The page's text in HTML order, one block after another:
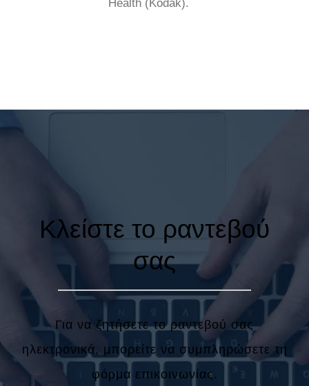
Health (Kodak).
Κλείστε το ραντεβού
σας
Για να ζητήσετε το ραντεβού σας
ηλεκτρονικά, μπορείτε να συμπληρώσετε τη
φόρμα επικοινωνίας.